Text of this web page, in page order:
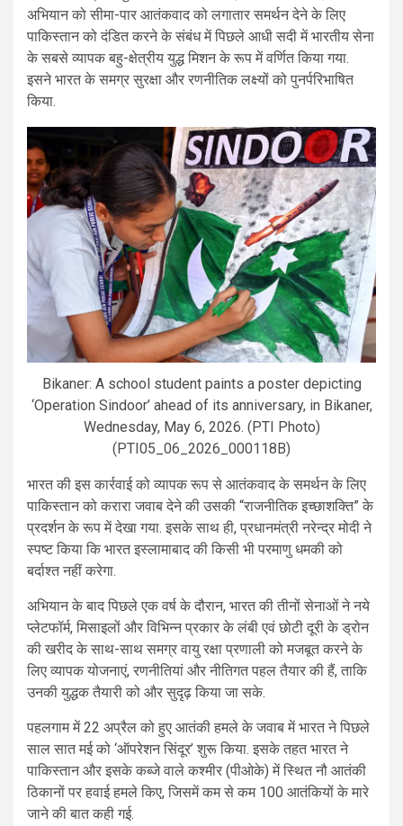
अभियान को सीमा-पार आतंकवाद को लगातार समर्थन देने के लिए
पाकिस्तान को दंडित करने के संबंध में पिछले आधी सदी में भारतीय सेना
के सबसे व्यापक बहु-क्षेत्रीय युद्ध मिशन के रूप में वर्णित किया गया.
इसने भारत के समग्र सुरक्षा और रणनीतिक लक्ष्यों को पुनर्परिभाषित
किया.
Bikaner: A school student paints a poster depicting
‘Operation Sindoor’ ahead of its anniversary, in Bikaner,
Wednesday, May 6, 2026. (PTI Photo)
(PTI05_06_2026_000118B)
भारत की इस कार्रवाई को व्यापक रूप से आतंकवाद के समर्थन के लिए
पाकिस्तान को करारा जवाब देने की उसकी “राजनीतिक इच्छाशक्ति” के
प्रदर्शन के रूप में देखा गया. इसके साथ ही, प्रधानमंत्री नरेन्द्र मोदी ने
स्पष्ट किया कि भारत इस्लामाबाद की किसी भी परमाणु धमकी को
बर्दाश्त नहीं करेगा.
अभियान के बाद पिछले एक वर्ष के दौरान, भारत की तीनों सेनाओं ने नये
प्लेटफॉर्म, मिसाइलों और विभिन्न प्रकार के लंबी एवं छोटी दूरी के ड्रोन
की खरीद के साथ-साथ समग्र वायु रक्षा प्रणाली को मजबूत करने के
लिए व्यापक योजनाएं, रणनीतियां और नीतिगत पहल तैयार की हैं, ताकि
उनकी युद्धक तैयारी को और सुदृढ़ किया जा सके.
पहलगाम में 22 अप्रैल को हुए आतंकी हमले के जवाब में भारत ने पिछले
साल सात मई को ‘ऑपरेशन सिंदूर’ शुरू किया. इसके तहत भारत ने
पाकिस्तान और इसके कब्जे वाले कश्मीर (पीओके) में स्थित नौ आतंकी
ठिकानों पर हवाई हमले किए, जिसमें कम से कम 100 आतंकियों के मारे
जाने की बात कही गई.